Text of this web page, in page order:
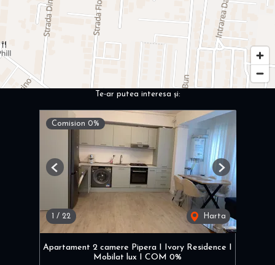
Te-ar putea interesa și:
Comision 0%
/ 22 Harta
Previous Next
Apartament 2 camere Pipera I Ivory Residence I
Mobilat lux I COM 0%